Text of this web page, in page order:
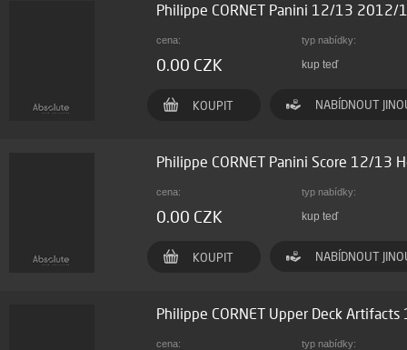
Philippe CORNET Panini 12/13
cena: typ nabídky:
0.00 CZK kup teď
KOUPIT NABÍDNOUT
Philippe CORNET Panini Score 12/13
cena: typ nabídky:
0.00 CZK kup teď
KOUPIT NABÍDNOUT
Philippe CORNET Upper Deck
cena: typ nabídky: